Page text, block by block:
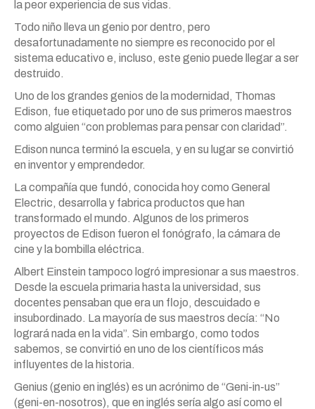
la peor experiencia de sus vidas.
Todo niño lleva un genio por dentro, pero
desafortunadamente no siempre es reconocido por el
sistema educativo e, incluso, este genio puede llegar a ser
destruido.
Uno de los grandes genios de la modernidad, Thomas
Edison, fue etiquetado por uno de sus primeros maestros
como alguien “con problemas para pensar con claridad”.
Edison nunca terminó la escuela, y en su lugar se convirtió
en inventor y emprendedor.
La compañía que fundó, conocida hoy como General
Electric, desarrolla y fabrica productos que han
transformado el mundo. Algunos de los primeros
proyectos de Edison fueron el fonógrafo, la cámara de
cine y la bombilla eléctrica.
Albert Einstein tampoco logró impresionar a sus maestros.
Desde la escuela primaria hasta la universidad, sus
docentes pensaban que era un flojo, descuidado e
insubordinado. La mayoría de sus maestros decía: “No
logrará nada en la vida”. Sin embargo, como todos
sabemos, se convirtió en uno de los científicos más
influyentes de la historia.
Genius (genio en inglés) es un acrónimo de “Geni-in-us”
(geni-en-nosotros), que en inglés sería algo así como el